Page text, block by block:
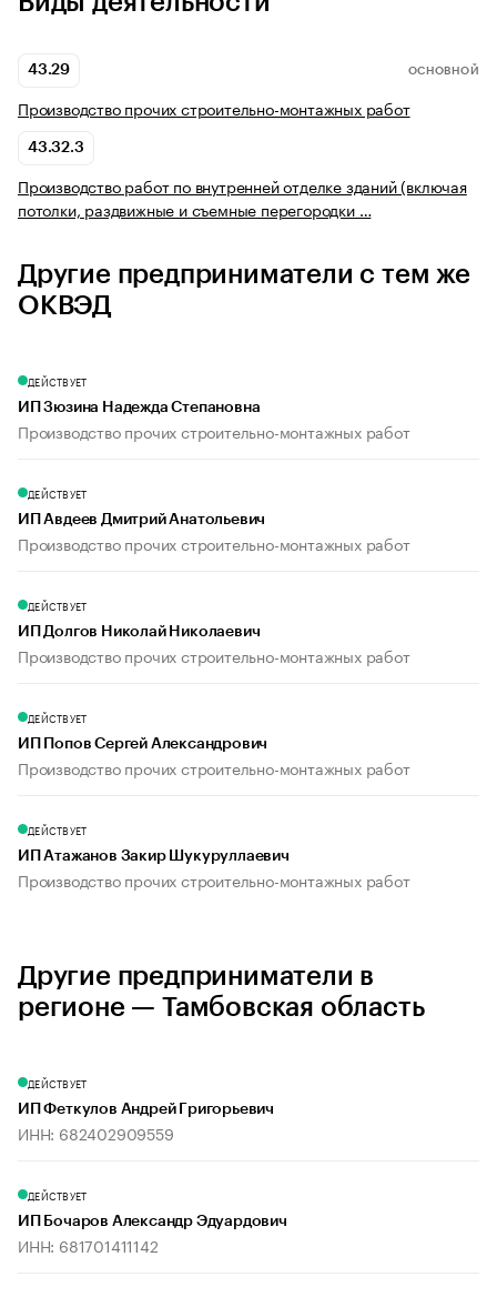
43.29 ОСНОВНОЙ
Производство прочих строительно-монтажных работ
43.32.3
Производство работ по внутренней отделке зданий (включая
потолки, раздвижные и съемные перегородки …
Другие предприниматели с тем же
ОКВЭД
ДЕЙСТВУЕТ
ИП Зюзина Надежда Степановна
Производство прочих строительно-монтажных работ
ДЕЙСТВУЕТ
ИП Авдеев Дмитрий Анатольевич
Производство прочих строительно-монтажных работ
ДЕЙСТВУЕТ
ИП Долгов Николай Николаевич
Производство прочих строительно-монтажных работ
ДЕЙСТВУЕТ
ИП Попов Сергей Александрович
Производство прочих строительно-монтажных работ
ДЕЙСТВУЕТ
ИП Атажанов Закир Шукуруллаевич
Производство прочих строительно-монтажных работ
Другие предприниматели в
регионе — Тамбовская область
ДЕЙСТВУЕТ
ИП Феткулов Андрей Григорьевич
ИНН: 682402909559
ДЕЙСТВУЕТ
ИП Бочаров Александр Эдуардович
ИНН: 681701411142